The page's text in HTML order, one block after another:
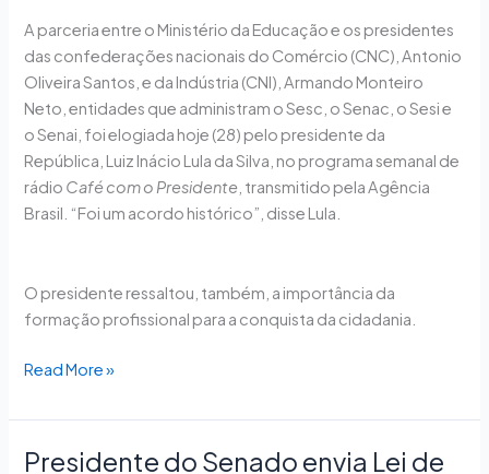
A parceria entre o Ministério da Educação e os presidentes
das confederações nacionais do Comércio (CNC), Antonio
Oliveira Santos, e da Indústria (CNI), Armando Monteiro
Neto, entidades que administram o Sesc, o Senac, o Sesi e
o Senai, foi elogiada hoje (28) pelo presidente da
República, Luiz Inácio Lula da Silva, no programa semanal de
rádio Café com o Presidente , transmitido pela Agência
Brasil. “Foi um acordo histórico”, disse Lula.
O presidente ressaltou, também, a importância da
formação profissional para a conquista da cidadania.
Read More »
Presidente do Senado envia Lei de
Presidente